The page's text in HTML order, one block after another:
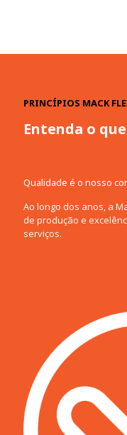
PRINCÍPIOS MACK
Entenda o
Qualidade é o nosso
Ao longo dos anos, a
de produção e
serviços.